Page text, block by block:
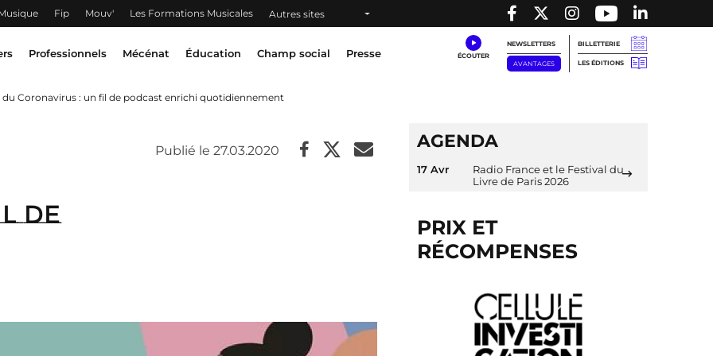
Fip Mouv' Les Formations Musicales Autres sites
Professionnels Mécénat Éducation Champ social Presse
NEWSLETTERS
AVANTAGES
BILLETTERIE
LES ÉDITIONS
du Coronavirus : un fil de podcast enrichi quotidiennement
de
Publié le 27.03.2020 AGENDA
17 Avr
Radio France et le Festival du
Livre de Paris 2026
PRIX ET
RÉCOMPENSES